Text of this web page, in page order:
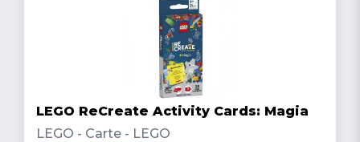
LEGO ReCreate Activity Cards: Magia
LEGO - Carte - LEGO